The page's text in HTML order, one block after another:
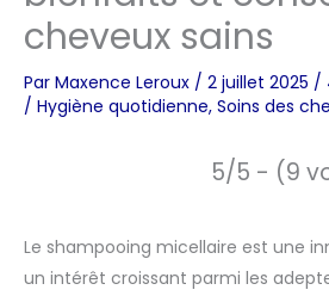
cheveux sains
Par Maxence Leroux / 2 juillet 2025 /
/ Hygiène quotidienne, Soins des
5/5 - (9
Le shampooing micellaire est une
un intérêt croissant parmi les